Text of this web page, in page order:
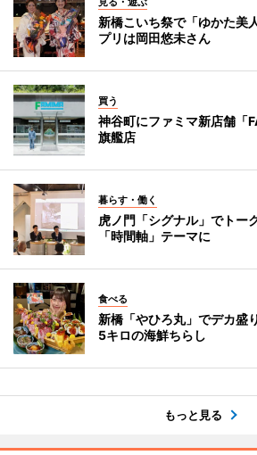
新橋こいち祭で「ゆかた
プリは岡田悠未さん
買う
神谷町にファミマ新店舗
旗艦店
暮らす・働く
虎ノ門「シグナル」でト
「時間軸」テーマに
食べる
新橋「やひろ丸」でデカ盛
5キロの海鮮ちらし
もっと見る